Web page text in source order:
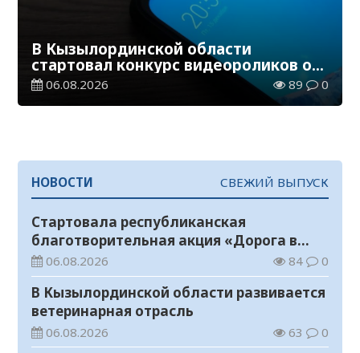
В Кызылординской области
стартовал конкурс видеороликов о
семейных ценностях и Конституции
06.08.2026 89 0
НОВОСТИ СВЕЖИЙ ВЫПУСК
Стартовала республиканская
благотворительная акция «Дорога в
школу»
06.08.2026 84 0
В Кызылординской области развивается
ветеринарная отрасль
06.08.2026 63 0